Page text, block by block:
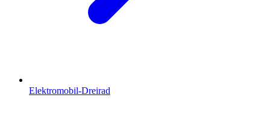
Elektromobil-Dreirad